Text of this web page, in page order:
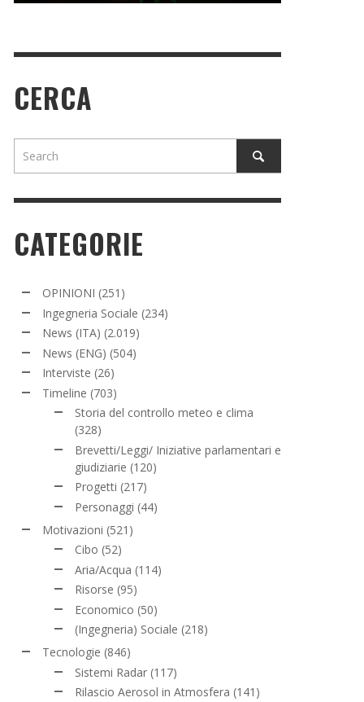
CERCA
CATEGORIE
OPINIONI (251)
Ingegneria Sociale (234)
News (ITA) (2.019)
News (ENG) (504)
Interviste (26)
Timeline (703)
Storia del controllo meteo e clima
(328)
Brevetti/Leggi/ Iniziative parlamentari e
giudiziarie (120)
Progetti (217)
Personaggi (44)
Motivazioni (521)
Cibo (52)
Aria/Acqua (114)
Risorse (95)
Economico (50)
(Ingegneria) Sociale (218)
Tecnologie (846)
Sistemi Radar (117)
Rilascio Aerosol in Atmosfera (141)